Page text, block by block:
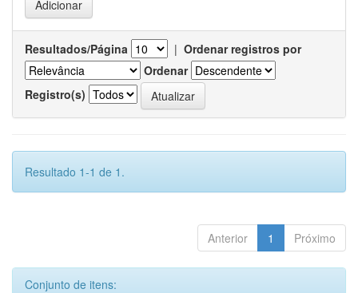
Resultados/Página | Ordenar registros por
Ordenar
Registro(s)
Resultado 1-1 de 1.
Anterior 1 Próximo
Conjunto de itens: